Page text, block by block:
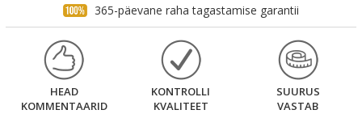
365-päevane raha tagastamise garantii
HEAD
KOMMENTAARID
KONTROLLI
KVALITEET
SUURUS
VASTAB